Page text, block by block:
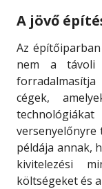
A jövő
Az
nem a távoli
cégek,
versenyelőnyre
példája annak,
kivitelezési
költségeket és